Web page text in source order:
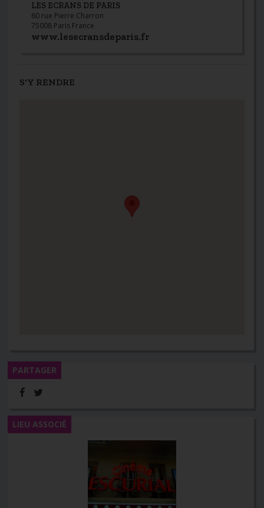
LES ECRANS DE PARIS
60 rue Pierre Charron
75008 Paris France
www.lesecransdeparis.fr
S'Y RENDRE
PARTAGER
LIEU ASSOCIÉ